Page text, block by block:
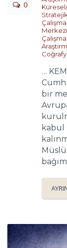
0
Merkezi
…
bir
kabul